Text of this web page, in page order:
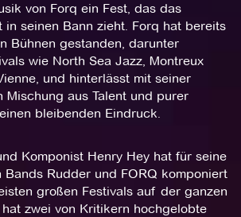
von Forq ein Fest, das das
in seinen Bann zieht. Forq hat bereits
Bühnen gestanden, darunter
wie North Sea Jazz, Montreux
und hinterlässt mit seiner
Mischung aus Talent und purer
bleibenden Eindruck.
Komponist Henry Hey hat für seine
Bands Rudder und FORQ komponiert
großen Festivals auf der ganzen
zwei von Kritikern hochgelobte